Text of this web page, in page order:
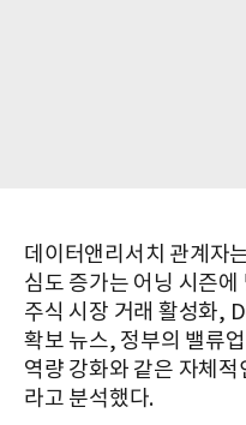
데이터앤리서치 관계자
심도 증가는 어닝 시즌
주식 시장 거래 활성화,
확보 뉴스, 정부의 밸류
역량 강화와 같은 자체적
라고 분석했다.